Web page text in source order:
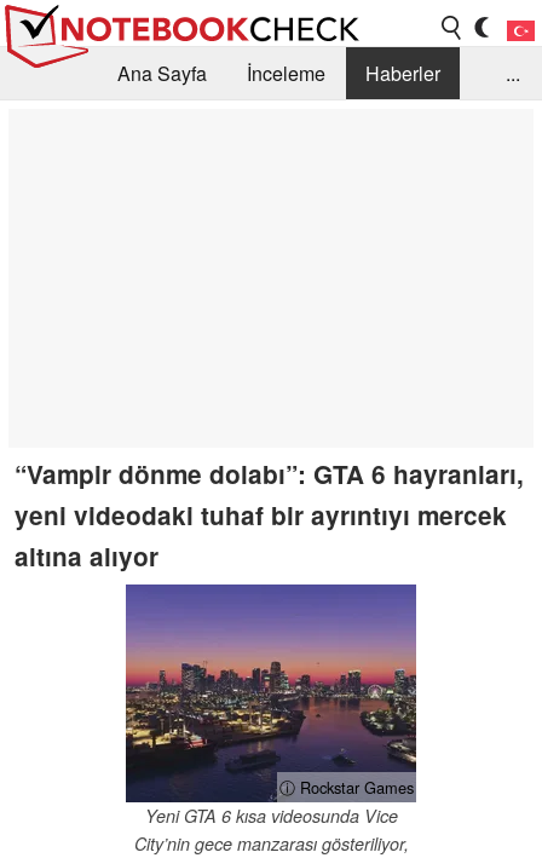
Ana Sayfa İnceleme
Haberler
...
“Vampir dönme dolabı”: GTA 6 hayranları,
yeni videodaki tuhaf bir ayrıntıyı mercek
altına alıyor
ⓘ Rockstar Games
Yeni GTA 6 kısa videosunda Vice
City’nin gece manzarası gösteriliyor,